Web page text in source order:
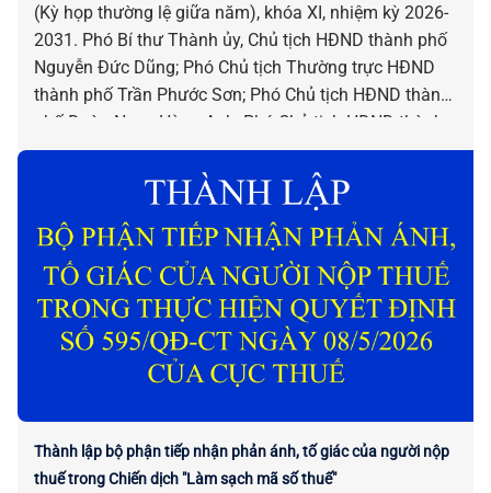
(Kỳ họp thường lệ giữa năm), khóa XI, nhiệm kỳ 2026-
2031. Phó Bí thư Thành ủy, Chủ tịch HĐND thành phố
Nguyễn Đức Dũng; Phó Chủ tịch Thường trực HĐND
thành phố Trần Phước Sơn; Phó Chủ tịch HĐND thành
phố Đoàn Ngọc Hùng Anh; Phó Chủ tịch HĐND thành
phố Nguyễn Công Thanh chủ trì kỳ họp.
Thành lập bộ phận tiếp nhận phản ánh, tố giác của người nộp
thuế trong Chiến dịch "Làm sạch mã số thuế"